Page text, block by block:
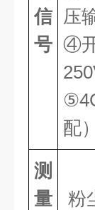
信
号
压
④
配
测
量
粉